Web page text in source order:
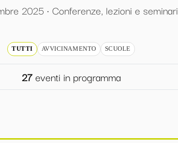
2025 · Conferenze, lezioni e seminari
TUTTI AVVICINAMENTO SCUOLE
27eventi in programma